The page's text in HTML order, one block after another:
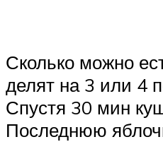
Сколько можно
делят на 3 или 4
Спустя 30 мин
Последнюю